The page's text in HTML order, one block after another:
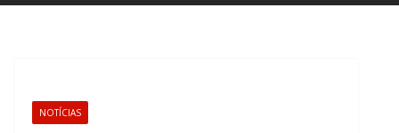
NOTÍCIAS